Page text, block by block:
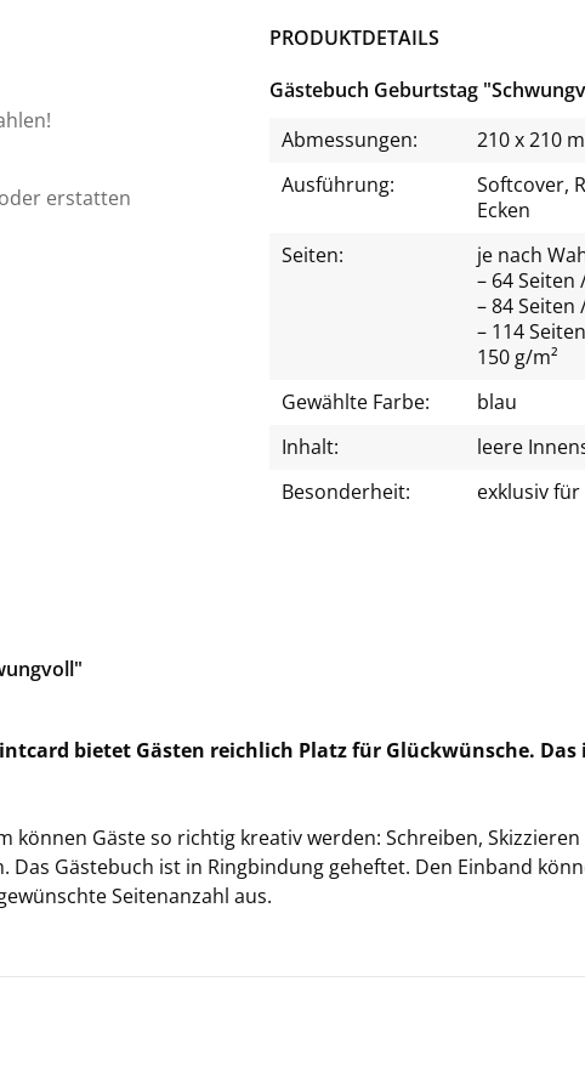
erstatten
PRODUKTDETAILS
Gästebuch Geburtstag
Abmessungen:
210 x 210
Ausführung:
Softcover,
Ecken
Seiten:
je nach
– 64 Seiten
– 84 Seiten
– 114
150 g/m²
Gewählte Farbe:
blau
Inhalt:
leere
Besonderheit:
exklusiv für
bie­tet Gäs­ten reich­lich Platz für Glück­wün­sche.
kön­nen Gäste so rich­tig krea­tiv wer­den: Schrei­ben,
Gäs­te­buch ist in Ring­bin­dung ge­hef­tet. Den Ein­band
Sei­ten­an­zahl aus.